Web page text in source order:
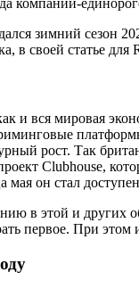
зимний сезон
в своей статье
и вся мировая
рост. Так
Clubhouse,
мая он стал
в этой и других
первое. При этом